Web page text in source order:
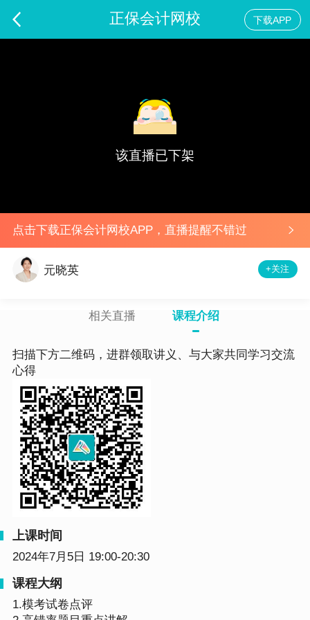
正保会计网校 下载APP
该直播已下架
点击下载正保会计网校APP，直播提醒不错过
元晓英 +关注
相关直播 课程介绍
扫描下方二维码，进群领取讲义、与大家共同学习交流
心得
上课时间
2024年7月5日 19:00-20:30
课程大纲
1.模考试卷点评